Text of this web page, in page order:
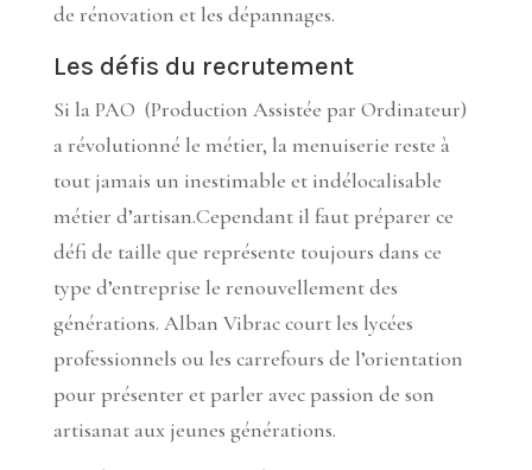
de rénovation et les dépannages.
Les défis du recrutement
Si la PAO (Production Assistée par Ordinateur)
a révolutionné le métier, la menuiserie reste à
tout jamais un inestimable et indélocalisable
métier d’artisan.Cependant il faut préparer ce
défi de taille que représente toujours dans ce
type d’entreprise le renouvellement des
générations. Alban Vibrac court les lycées
professionnels ou les carrefours de l’orientation
pour présenter et parler avec passion de son
artisanat aux jeunes générations.